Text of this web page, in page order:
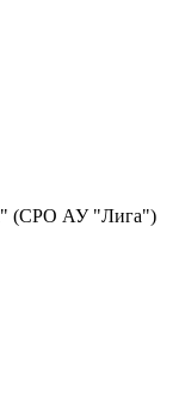
(СРО АУ "Лига")